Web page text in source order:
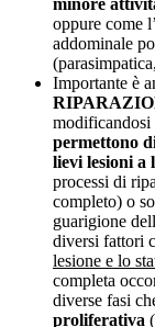
oppure come
addominale
Importante è
permettono
lievi lesioni a
processi di
completo) o
guarigione
diversi fattori
lesione e lo
completa
diverse fasi
proliferativa